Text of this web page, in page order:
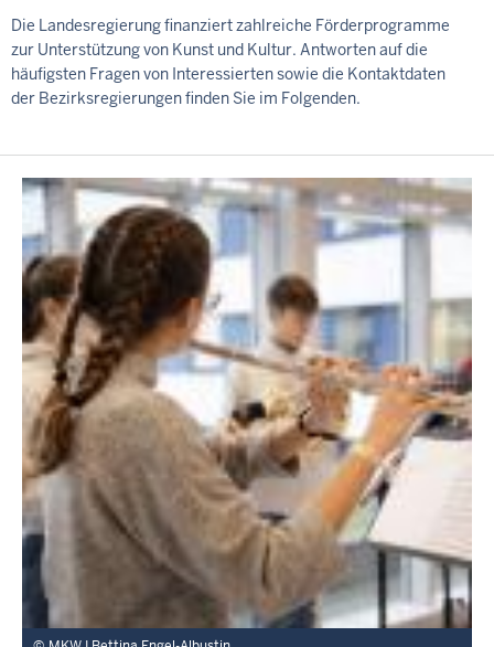
Die Landesregierung finanziert zahlreiche Förderprogramme
zur Unterstützung von Kunst und Kultur. Antworten auf die
häufigsten Fragen von Interessierten sowie die Kontaktdaten
der Bezirksregierungen finden Sie im Folgenden.